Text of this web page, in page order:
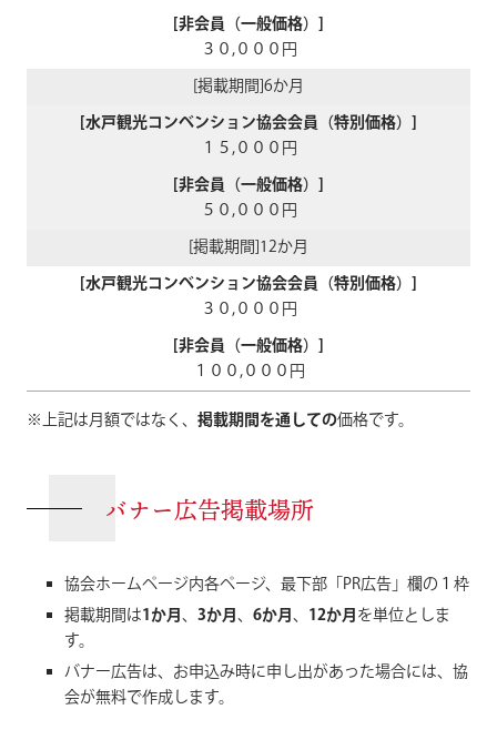
３０,０００円
6か月
１５,０００円
５０,０００円
12か月
３０,０００円
１００,０００円
※上記は月額ではなく、掲載期間を通しての価格です。
バナー広告掲載場所
協会ホームページ内各ページ、最下部「PR広告」欄の１枠
掲載期間は1か月、3か月、6か月、 12か月を単位としま
す。
バナー広告は、お申込み時に申し出があった場合には、協
会が無料で作成します。